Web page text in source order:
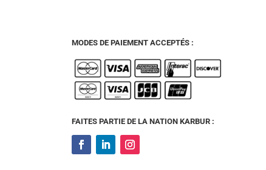
MODES DE PAIEMENT ACCEPTÉS :
FAITES PARTIE DE LA NATION KARBUR :